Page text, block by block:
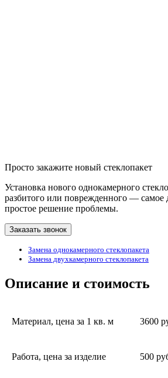
Просто закажите новый стеклопакет
Установка нового однокамерного
разбитого или поврежденного — самое
простое решение проблемы.
Заказать звонок
Замена однокамерного стеклопакета
Замена двухкамерного стеклопакета
Описание и стоимость
Материал, цена за 1 кв. м 3600
Работа, цена за изделие 500